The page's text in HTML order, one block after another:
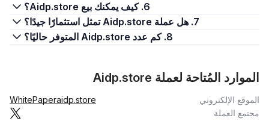
6. كيف يمكنك بيع Aidp.store؟
7. هل عملة Aidp.store تمثل استثمارًا جيدًا؟
8. كم عدد Aidp.store المتوفر حاليًا؟
الموارد المُتاحة لعملة Aidp.store
الموقع الإلكتروني aidp.store
WhitePaper
مجتمع العملة